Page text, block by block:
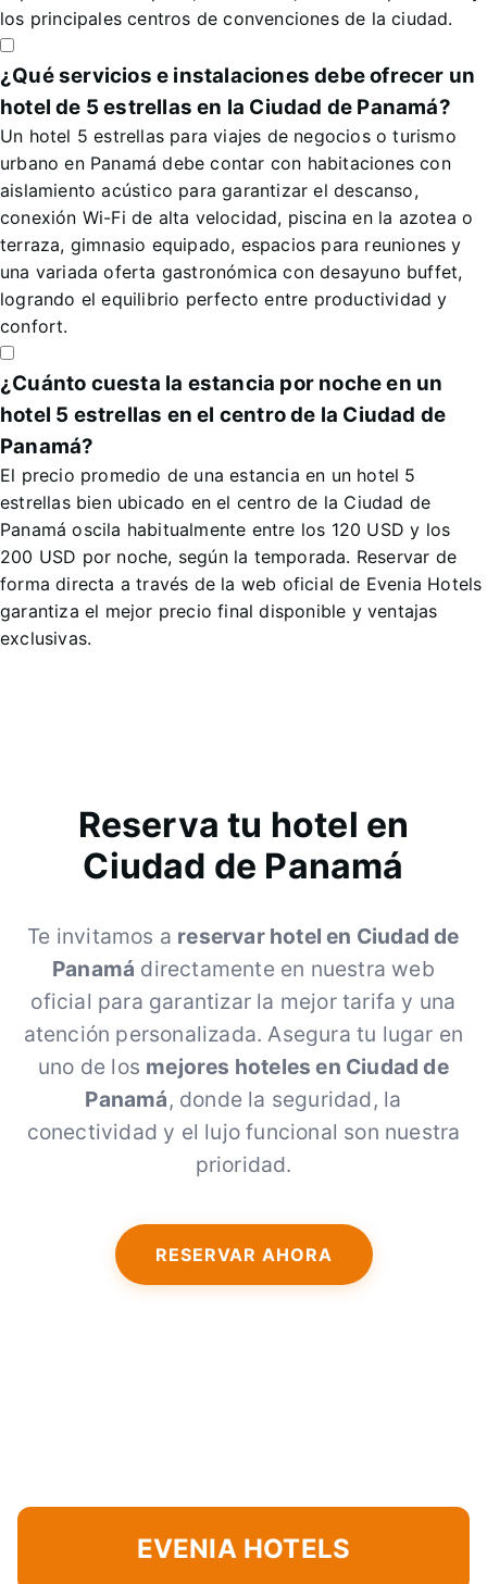
los principales centros de convenciones de la ciudad.
¿Qué servicios e instalaciones debe ofrecer un
hotel de 5 estrellas en la Ciudad de Panamá?
Un hotel 5 estrellas para viajes de negocios o turismo
urbano en Panamá debe contar con habitaciones con
aislamiento acústico para garantizar el descanso,
conexión Wi-Fi de alta velocidad, piscina en la azotea o
terraza, gimnasio equipado, espacios para reuniones y
una variada oferta gastronómica con desayuno buffet,
logrando el equilibrio perfecto entre productividad y
confort.
¿Cuánto cuesta la estancia por noche en un
hotel 5 estrellas en el centro de la Ciudad de
Panamá?
El precio promedio de una estancia en un hotel 5
estrellas bien ubicado en el centro de la Ciudad de
Panamá oscila habitualmente entre los 120 USD y los
200 USD por noche, según la temporada. Reservar de
forma directa a través de la web oficial de Evenia Hotels
garantiza el mejor precio final disponible y ventajas
exclusivas.
Reserva tu hotel en
Ciudad de Panamá
Te invitamos a reservar hotel en Ciudad de
Panamá directamente en nuestra web
oficial para garantizar la mejor tarifa y una
atención personalizada. Asegura tu lugar en
uno de los mejores hoteles en Ciudad de
Panamá, donde la seguridad, la
conectividad y el lujo funcional son nuestra
prioridad.
RESERVAR AHORA
EVENIA HOTELS